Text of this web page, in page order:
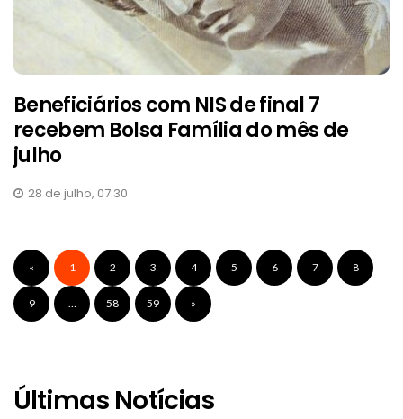
Beneficiários com NIS de final 7
recebem Bolsa Família do mês de
julho
28 de julho, 07:30
« 1 2 3 4 5 6 7 8
9 … 58 59 »
Últimas Notícias